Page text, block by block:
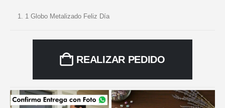
1 Globo Metalizado Feliz Día
REALIZAR PEDIDO